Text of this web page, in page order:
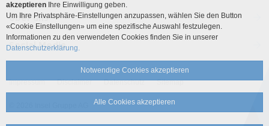
Über uns
Social Media
Impressum Disclaimer Datenschutz Sitemap
akzeptieren Ihre Einwilligung geben.
Um Ihre Privatsphäre-Einstellungen anzupassen, wählen Sie den Button
«Cookie Einstellungen» um eine spezifische Auswahl festzulegen.
Informationen zu den verwendeten Cookies finden Sie in unserer
Datenschutzerklärung.
Notwendige Cookies akzeptieren
Alle Cookies akzeptieren